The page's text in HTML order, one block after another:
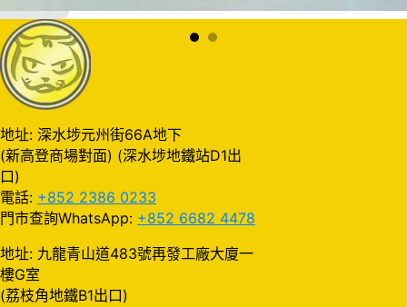
地址: 深水埗元州街66A地下
(新高登商場對面) (深水埗地鐵站D1出
口)
電話: +852 2386 0233
門市查詢WhatsApp: +852 6682 4478
地址: 九龍青山道483號再發工廠大廈一
樓G室
(荔枝角地鐵B1出口)